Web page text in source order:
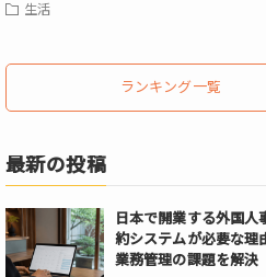
生活
ランキング一覧
最新の投稿
日本で開業する外国人
約システムが必要な理
業務管理の課題を解決